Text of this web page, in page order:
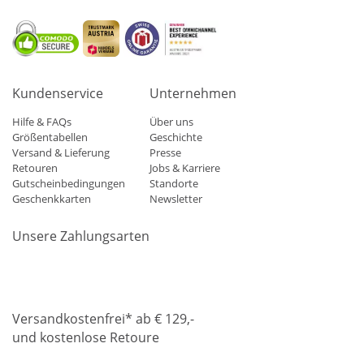
Kundenservice
Hilfe & FAQs
Größentabellen
Versand & Lieferung
Retouren
Gutscheinbedingungen
Geschenkkarten
Unternehmen
Über uns
Geschichte
Presse
Jobs & Karriere
Standorte
Newsletter
Unsere Zahlungsarten
Versandkostenfrei* ab € 129,-
und kostenlose Retoure